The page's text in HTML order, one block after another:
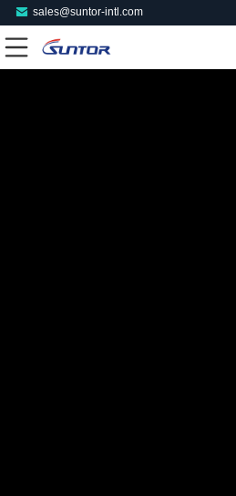
sales@suntor-intl.com